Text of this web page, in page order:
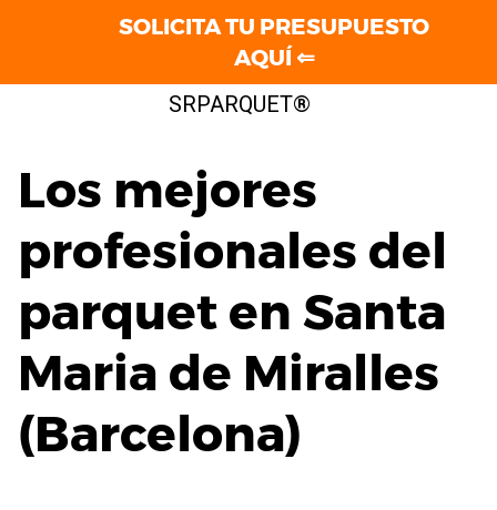
SRPARQUET®
Los mejores
profesionales del
parquet en Santa
Maria de Miralles
(Barcelona)
SOLICITA TU PRESUPUESTO
AQUÍ ⇐